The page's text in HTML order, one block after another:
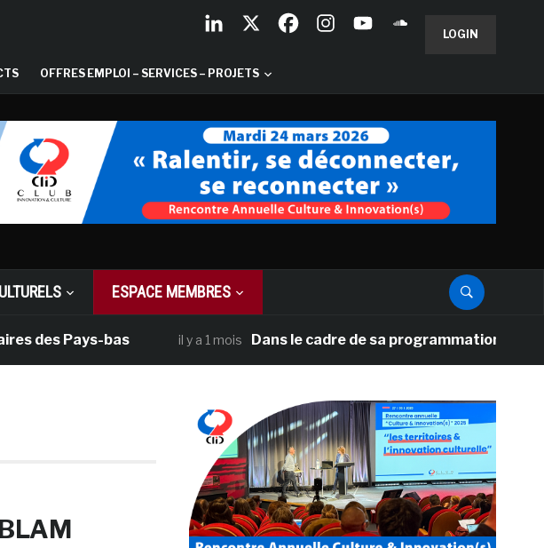
LOGIN
OFFRES EMPLOI – SERVICES – PROJETS
ESPACE MEMBRES
Pays-bas il y a 1 mois Dans le cadre de sa programmation